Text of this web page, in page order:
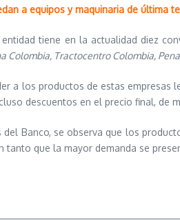
a equipos y maquinaria de última
tiene en la actualidad diez
Colombia, Tractocentro Colombia,
a los productos de estas
descuentos en el precio final, de
Banco, se observa que los
tanto que la mayor demanda se